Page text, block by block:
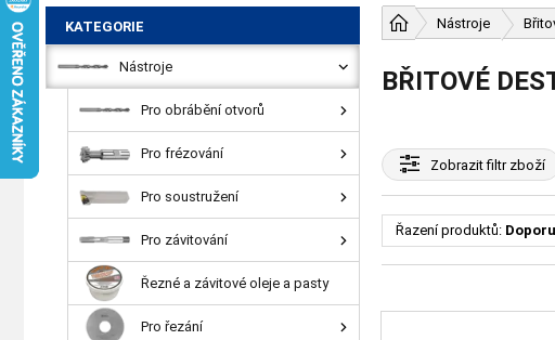
Nástroje
BŘITOVÉ
Zobrazitfiltr zboží
Řazení produktů:
KATEGORIE
Nástroje
Pro obrábění otvorů
Pro frézování
Pro soustružení
Pro závitování
Řezné a závitové oleje a pasty
Pro řezání